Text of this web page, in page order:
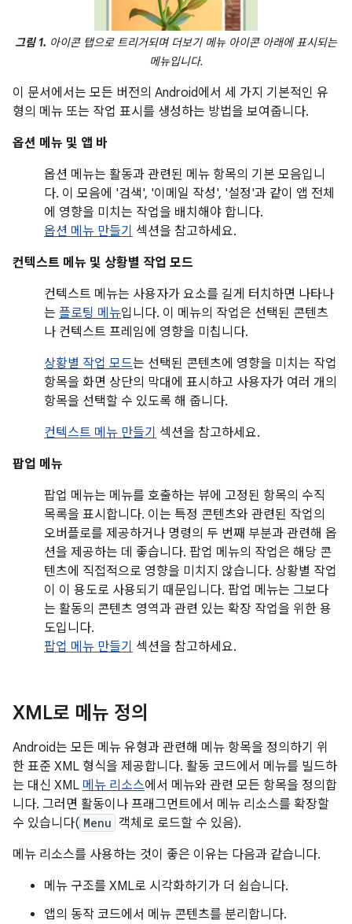
그림 1. 아이콘 탭으로 트리거되며 더보기 메뉴 아이콘 아래에 표시되는
메뉴입니다.
이 문서에서는 모든 버전의 Android에서 세 가지 기본적인 유
형의 메뉴 또는 작업 표시를 생성하는 방법을 보여줍니다.
옵션 메뉴 및 앱 바
옵션 메뉴는 활동과 관련된 메뉴 항목의 기본 모음입니
다. 이 모음에 '검색', '이메일 작성', '설정'과 같이 앱 전체
에 영향을 미치는 작업을 배치해야 합니다.
옵션 메뉴 만들기 섹션을 참고하세요.
컨텍스트 메뉴 및 상황별 작업 모드
컨텍스트 메뉴는 사용자가 요소를 길게 터치하면 나타나
는 플로팅 메뉴입니다. 이 메뉴의 작업은 선택된 콘텐츠
나 컨텍스트 프레임에 영향을 미칩니다.
상황별 작업 모드는 선택된 콘텐츠에 영향을 미치는 작업
항목을 화면 상단의 막대에 표시하고 사용자가 여러 개의
항목을 선택할 수 있도록 해 줍니다.
컨텍스트 메뉴 만들기 섹션을 참고하세요.
팝업 메뉴
팝업 메뉴는 메뉴를 호출하는 뷰에 고정된 항목의 수직
목록을 표시합니다. 이는 특정 콘텐츠와 관련된 작업의
오버플로를 제공하거나 명령의 두 번째 부분과 관련해 옵
션을 제공하는 데 좋습니다. 팝업 메뉴의 작업은 해당 콘
텐츠에 직접적으로 영향을 미치지 않습니다. 상황별 작업
이 이 용도로 사용되기 때문입니다. 팝업 메뉴는 그보다
는 활동의 콘텐츠 영역과 관련 있는 확장 작업을 위한 용
도입니다.
팝업 메뉴 만들기 섹션을 참고하세요.
XML로 메뉴 정의
Android는 모든 메뉴 유형과 관련해 메뉴 항목을 정의하기 위
한 표준 XML 형식을 제공합니다. 활동 코드에서 메뉴를 빌드하
는 대신 XML 메뉴 리소스에서 메뉴와 관련 모든 항목을 정의합
니다. 그러면 활동이나 프래그먼트에서 메뉴 리소스를 확장할
수 있습니다( Menu 객체로 로드할 수 있음).
메뉴 리소스를 사용하는 것이 좋은 이유는 다음과 같습니다.
메뉴 구조를 XML로 시각화하기가 더 쉽습니다.
앱의 동작 코드에서 메뉴 콘텐츠를 분리합니다.